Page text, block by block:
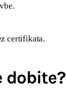
certifikata.
dobite?